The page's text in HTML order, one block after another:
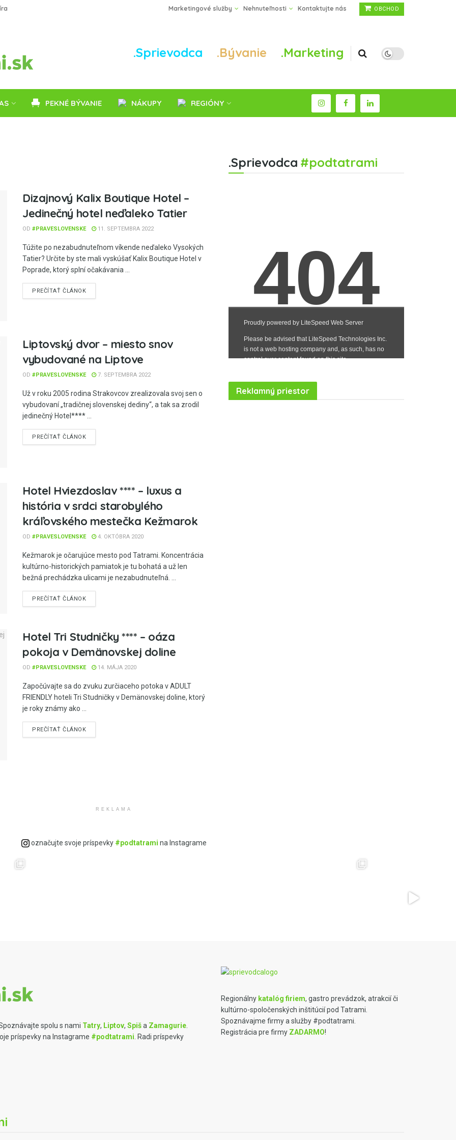
Marketingové služby Nehnuteľnosti Kontaktujte nás OBCHOD
.Sprievodca .Bývanie .Marketing
PEKNÉ BÝVANIE NÁKUPY REGIÓNY
Dizajnový Kalix Boutique Hotel –
Jedinečný hotel neďaleko Tatier
OD #PRAVESLOVENSKE 11. SEPTEMBRA 2022
Túžite po nezabudnuteľnom víkende neďaleko Vysokých
Tatier? Určite by ste mali vyskúšať Kalix Boutique Hotel v
Poprade, ktorý splní očakávania ...
PREČÍTAŤ ČLÁNOK
Liptovský dvor – miesto snov
vybudované na Liptove
OD #PRAVESLOVENSKE 7. SEPTEMBRA 2022
Už v roku 2005 rodina Strakovcov zrealizovala svoj sen o
vybudovaní „tradičnej slovenskej dediny“, a tak sa zrodil
jedinečný Hotel**** ...
PREČÍTAŤ ČLÁNOK
Hotel Hviezdoslav **** – luxus a
história v srdci starobylého
kráľovského mestečka Kežmarok
OD #PRAVESLOVENSKE 4. OKTÓBRA 2020
Kežmarok je očarujúce mesto pod Tatrami. Koncentrácia
kultúrno-historických pamiatok je tu bohatá a už len
bežná prechádzka ulicami je nezabudnuteľná. ...
PREČÍTAŤ ČLÁNOK
Hotel Tri Studničky **** – oáza
pokoja v Demänovskej doline
OD #PRAVESLOVENSKE 14. MÁJA 2020
Započúvajte sa do zvuku zurčiaceho potoka v ADULT
FRIENDLY hoteli Tri Studničky v Demänovskej doline, ktorý
je roky známy ako ...
PREČÍTAŤ ČLÁNOK
.Sprievodca #podtatrami
Reklamný priestor
REKLAMA
označujte svoje príspevky #podtatrami na Instagrame
Spoznávajte spolu s nami Tatry, Liptov, Spiša Zamagurie
príspevky na Instagrame #podtatrami . Radi príspevky
Regionálny katalóg firiem, gastro prevádzok, atrakcií či
kultúrno-spoločenských inštitúcií pod Tatrami.
Spoznávajme firmy a služby #podtatrami.
Registrácia pre firmy ZADARMO!